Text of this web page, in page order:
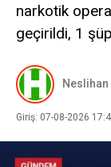
narkotik
geçirildi, 1
Neslihan
Giriş: 07-08-2026